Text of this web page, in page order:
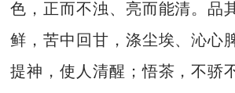
色，正而不浊、亮而能清。品
鲜，苦中回甘，涤尘埃、沁心
提神，使人清醒；悟茶，不骄